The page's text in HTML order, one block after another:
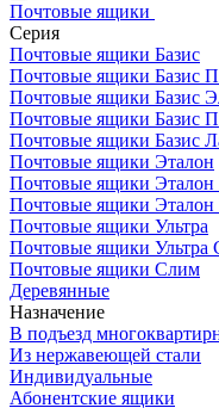
Почтовые ящики
Серия
Почтовые ящики Базис
Почтовые ящики Базис
Почтовые ящики Базис
Почтовые ящики Базис
Почтовые ящики Базис
Почтовые ящики Эталон
Почтовые ящики Эталон
Почтовые ящики
Почтовые ящики Ультра
Почтовые ящики Ультра
Почтовые ящики Слим
Деревянные
Назначение
В подъезд
Из нержавеющей стали
Индивидуальные
Абонентские ящики